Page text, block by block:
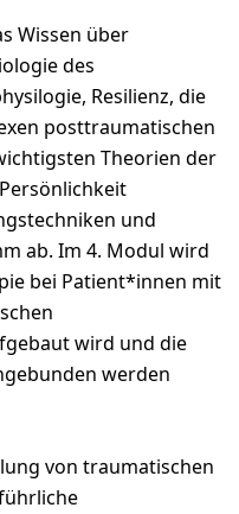
Wissen über
des
Resilienz, die
posttraumatischen
Theorien der
und
ab. Im 4. Modul wird
bei Patient*innen mit
wird und die
werden
von traumatischen